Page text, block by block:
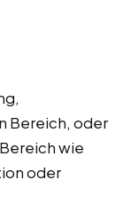
Bereich, oder
wie
oder